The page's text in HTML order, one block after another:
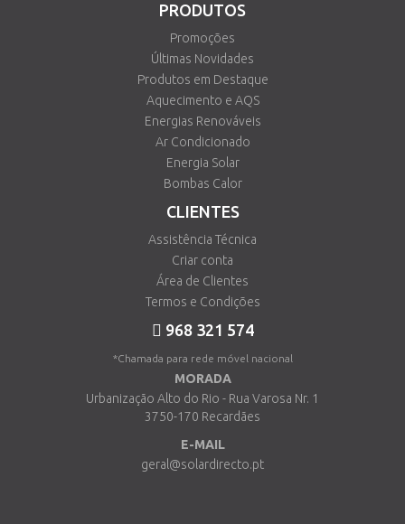
PRODUTOS
Promoções
Últimas Novidades
Produtos em Destaque
Aquecimento e AQS
Energias Renováveis
Ar Condicionado
Energia Solar
Bombas Calor
CLIENTES
Assistência Técnica
Criar conta
Área de Clientes
Termos e Condições
968 321 574
*Chamada para rede móvel nacional
MORADA
Urbanização Alto do Rio - Rua Varosa Nr. 1
3750-170 Recardães
E-MAIL
geral@solardirecto.pt